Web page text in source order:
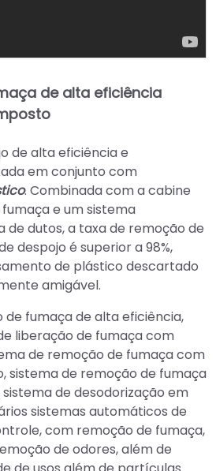
de alta eficiência
de alta eficiência e
em conjunto com
. Combinada com a cabine
e um sistema
de dutos, a taxa de remoção de
despojo é superior a 98%,
de plástico descartado
amigável.
de fumaça de alta eficiência,
liberação de fumaça com
de remoção de fumaça com
sistema de remoção de fumaça
de desodorização em
sistemas automáticos de
com remoção de fumaça,
de odores, além de